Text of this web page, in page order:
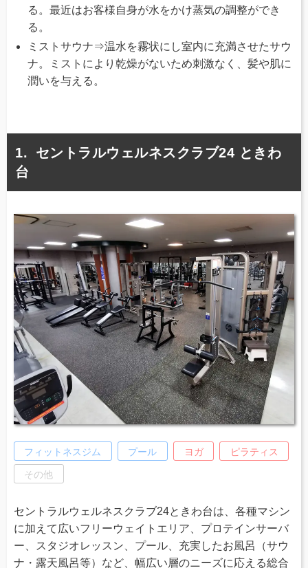
る。最近はお客様自身が水をかけ蒸気の調整ができ
る。
ミストサウナ⇒温水を霧状にし室内に充満させたサウ
ナ。ミストにより乾燥がないため刺激なく、髪や肌に
潤いを与える。
セントラルウェルネスクラブ24 ときわ
台
フィットネスジム プール ヨガ ピラティス
その他
セントラルウェルネスクラブ24ときわ台は、各種マシン
に加えて広いフリーウェイトエリア、プロテインサーバ
ー、スタジオレッスン、プール、充実したお風呂（サウ
ナ・露天風呂等）など、幅広い層のニーズに応える総合